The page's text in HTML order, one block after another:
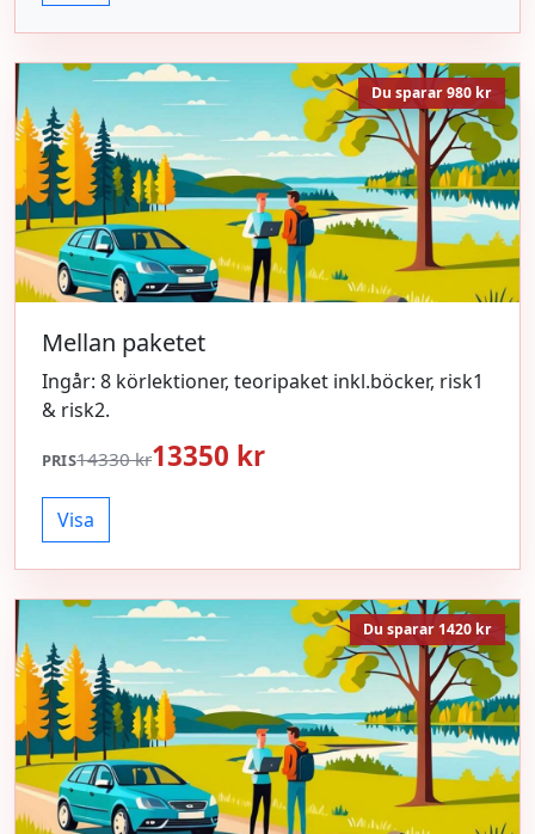
Du sparar 980 kr
Mellan paketet
Ingår: 8 körlektioner, teoripaket inkl.böcker, risk1
& risk2.
PRIS14330 kr13350 kr
Visa
Du sparar 1420 kr